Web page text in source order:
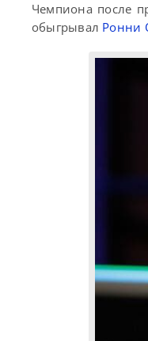
Чемпиона после
обыгрывал Ронни